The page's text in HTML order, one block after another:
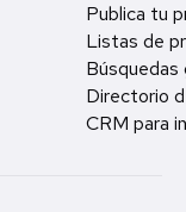
Publica tu
Listas de
Búsquedas
Directorio
CRM para